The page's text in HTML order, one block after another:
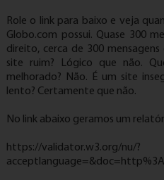
Role o link para baixo e veja
Globo.com possui. Quase 300
direito, cerca de 300
site ruim? Lógico que não.
melhorado? Não. É um site
lento? Certamente que não.
No link abaixo geramos um
https://validator.w3.org/nu/?